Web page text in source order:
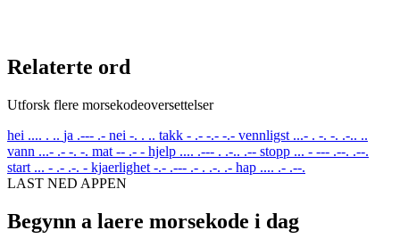
Relaterte ord
Utforsk flere morsekodeoversettelser
hei .... . .. ja .--- .- nei -. . .. takk - .- -.- -.- vennligst ...- . -. -. .-.. ..
vann ...- .- -. -. mat -- .- - hjelp .... .--- . .-.. .-- stopp ... - --- .--. .--.
start ... - .- .-. - kjaerlighet -.- .--- .- . .-. .- hap .... .- .--.
LAST NED APPEN
Begynn a laere morsekode i dag